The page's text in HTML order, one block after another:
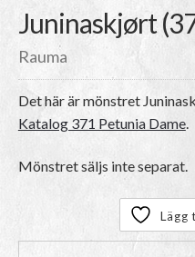
Juninaskjørt
Rauma
Det här är mönstret
Katalog 371 Petunia Dame.
Mönstret säljs inte separat.
Lägg